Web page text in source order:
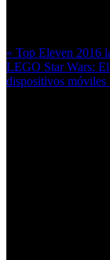
« Top Eleven 2016
LEGO Star Wars:
dispositivos móviles